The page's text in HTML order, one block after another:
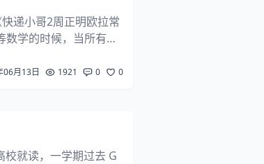
递小哥2周正明欧拉常
学的时候，当所有人
06月13日 1921 0 0
就读，一学期过去 G